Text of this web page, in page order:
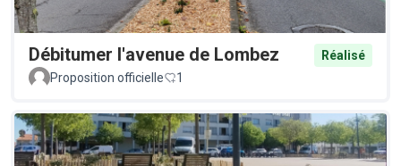
Débitumer l'avenue de Lombez
Réalisé
Proposition officielle
1